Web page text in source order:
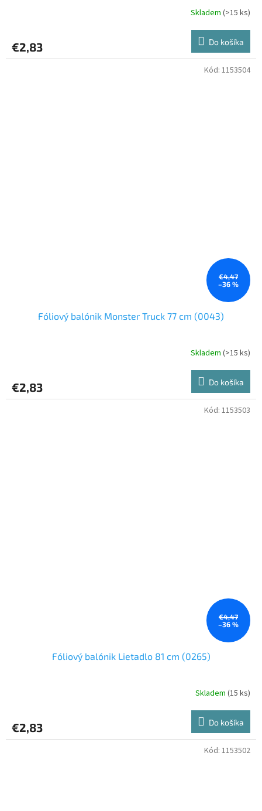
Skladem (>15 ks)
€2,83 Do košíka
€4,47
–36 %
Fóliový balónik Monster Truck 77 cm (0043)
Skladem (>15 ks)
€2,83 Do košíka
Kód: 1153504
€4,47
–36 %
Fóliový balónik Lietadlo 81 cm (0265)
Skladem (15 ks)
€2,83 Do košíka
Kód: 1153503
Kód: 1153502